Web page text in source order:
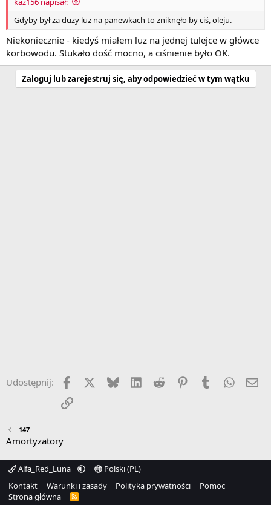
Gdyby był za duży luz na panewkach to zniknęło by ciś, oleju.
Niekoniecznie - kiedyś miałem luz na jednej tulejce w główce
korbowodu. Stukało dość mocno, a ciśnienie było OK.
Zaloguj lub zarejestruj się, aby odpowiedzieć w tym wątku
Udostępnij: Facebook Bluesky LinkedInReddit PinterestTumblr
Link
147
Amortyzatory
Alfa_Red_Luna
Polski (PL)
Kontakt
Warunki i zasady Polityka prywatności
Pomoc
Strona główna
R